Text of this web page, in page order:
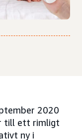
2020
till ett rimligt
ny i